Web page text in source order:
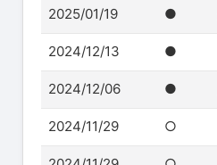
2025/01/19 ●
2024/12/13 ●
2024/12/06 ●
2024/11/29 ○